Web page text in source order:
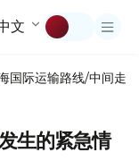
文
国际运输路线/中间走廊
生的紧急情